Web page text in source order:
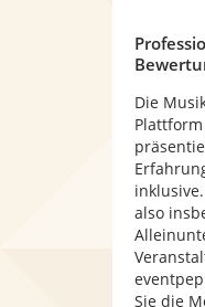
Die
also
Sie die